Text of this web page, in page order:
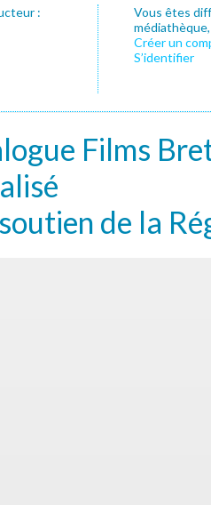
:
Vous êtes
Créer un
S’identifier
Films
de la